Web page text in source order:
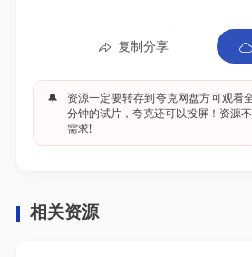
复制分享
🔔
资源一定要转存到夸克网盘方可观看
分钟的试片，夸克还可以投屏！资源
需求!
相关资源